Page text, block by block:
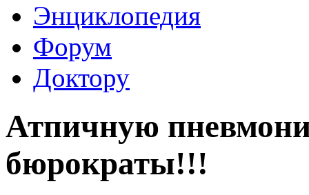
Энциклопедия
Форум
Доктору
Атпичную
бюрократы!!!